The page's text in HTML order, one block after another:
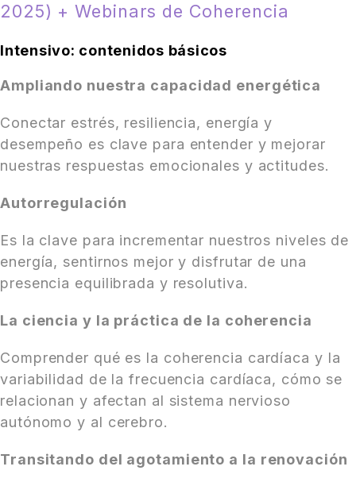
2025) + Webinars de Coherencia
Intensivo: contenidos básicos
Ampliando nuestra capacidad energética
Conectar estrés, resiliencia, energía y
desempeño es clave para entender y mejorar
nuestras respuestas emocionales y actitudes.
Autorregulación
Es la clave para incrementar nuestros niveles de
energía, sentirnos mejor y disfrutar de una
presencia equilibrada y resolutiva.
La ciencia y la práctica de la coherencia
Comprender qué es la coherencia cardíaca y la
variabilidad de la frecuencia cardíaca, cómo se
relacionan y afectan al sistema nervioso
autónomo y al cerebro.
Transitando del agotamiento a la renovación